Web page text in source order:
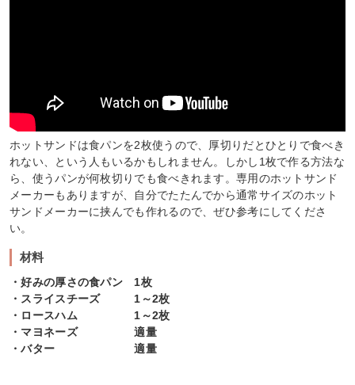
ホットサンドは食パンを2枚使うので、厚切りだとひとりで食べき
れない、という人もいるかもしれません。しかし1枚で作る方法な
ら、使うパンが何枚切りでも食べきれます。専用のホットサンド
メーカーもありますが、自分でたたんでから通常サイズのホット
サンドメーカーに挟んでも作れるので、ぜひ参考にしてくださ
い。
材料
・好みの厚さの食パン 1枚
・スライスチーズ 1～2枚
・ロースハム 1～2枚
・マヨネーズ 適量
・バター 適量